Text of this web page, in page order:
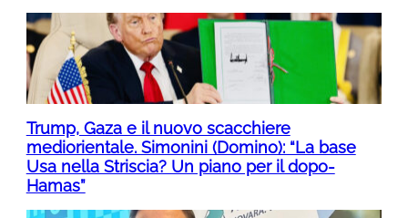
Trump, Gaza e il nuovo scacchiere
mediorientale. Simonini (Domino): “La base
Usa nella Striscia? Un piano per il dopo-
Hamas”